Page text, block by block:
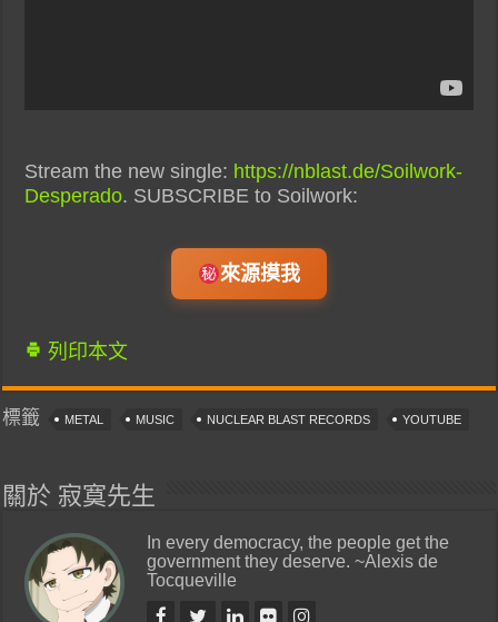
Stream the new single: https://nblast.de/Soilwork-
Desperado. SUBSCRIBE to Soilwork:
來源摸我
列印本文
標籤 METAL MUSIC NUCLEAR BLAST RECORDS YOUTUBE
關於 寂寞先生
In every democracy, the people get the
government they deserve. ~Alexis de
Tocqueville